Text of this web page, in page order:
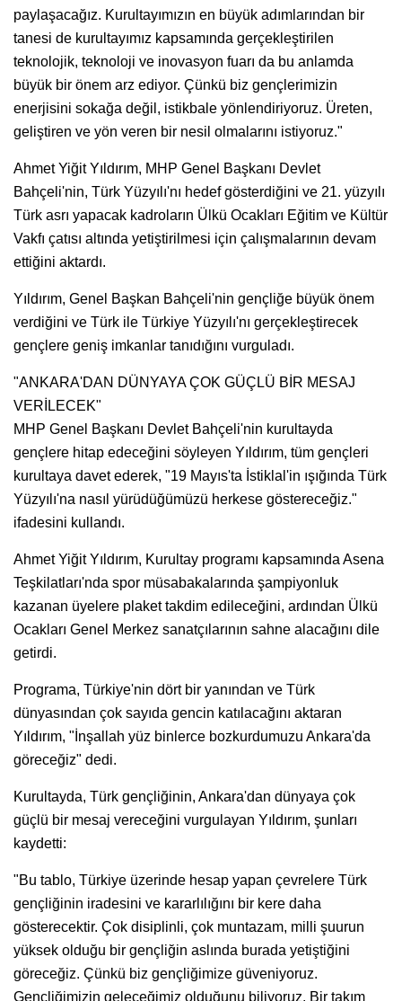
paylaşacağız. Kurultayımızın en büyük adımlarından bir
tanesi de kurultayımız kapsamında gerçekleştirilen
teknolojik, teknoloji ve inovasyon fuarı da bu anlamda
büyük bir önem arz ediyor. Çünkü biz gençlerimizin
enerjisini sokağa değil, istikbale yönlendiriyoruz. Üreten,
geliştiren ve yön veren bir nesil olmalarını istiyoruz."
Ahmet Yiğit Yıldırım, MHP Genel Başkanı Devlet
Bahçeli'nin, Türk Yüzyılı'nı hedef gösterdiğini ve 21. yüzyılı
Türk asrı yapacak kadroların Ülkü Ocakları Eğitim ve Kültür
Vakfı çatısı altında yetiştirilmesi için çalışmalarının devam
ettiğini aktardı.
Yıldırım, Genel Başkan Bahçeli'nin gençliğe büyük önem
verdiğini ve Türk ile Türkiye Yüzyılı'nı gerçekleştirecek
gençlere geniş imkanlar tanıdığını vurguladı.
"ANKARA'DAN DÜNYAYA ÇOK GÜÇLÜ BİR MESAJ
VERİLECEK"
MHP Genel Başkanı Devlet Bahçeli'nin kurultayda
gençlere hitap edeceğini söyleyen Yıldırım, tüm gençleri
kurultaya davet ederek, "19 Mayıs'ta İstiklal'in ışığında Türk
Yüzyılı'na nasıl yürüdüğümüzü herkese göstereceğiz."
ifadesini kullandı.
Ahmet Yiğit Yıldırım, Kurultay programı kapsamında Asena
Teşkilatları'nda spor müsabakalarında şampiyonluk
kazanan üyelere plaket takdim edileceğini, ardından Ülkü
Ocakları Genel Merkez sanatçılarının sahne alacağını dile
getirdi.
Programa, Türkiye'nin dört bir yanından ve Türk
dünyasından çok sayıda gencin katılacağını aktaran
Yıldırım, "İnşallah yüz binlerce bozkurdumuzu Ankara'da
göreceğiz" dedi.
Kurultayda, Türk gençliğinin, Ankara'dan dünyaya çok
güçlü bir mesaj vereceğini vurgulayan Yıldırım, şunları
kaydetti:
"Bu tablo, Türkiye üzerinde hesap yapan çevrelere Türk
gençliğinin iradesini ve kararlılığını bir kere daha
gösterecektir. Çok disiplinli, çok muntazam, milli şuurun
yüksek olduğu bir gençliğin aslında burada yetiştiğini
göreceğiz. Çünkü biz gençliğimize güveniyoruz.
Gençliğimizin geleceğimiz olduğunu biliyoruz. Bir takım